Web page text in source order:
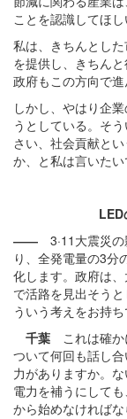
ことを認識してほし
私は、きちんとし
を提供し、きちん
政府もこの方向で進
しかし、やはり企
うとしている。そ
さい、社会貢献と
か、と私は言いたい
LED
―― 3·11大震災の
り、全発電量の3分
化します。政府は
で活路を見出そう
ういう考えをお持ち
千葉 これは確か
ついて何回も話し
力がありますか。
電力を補うにして
から始めなければな